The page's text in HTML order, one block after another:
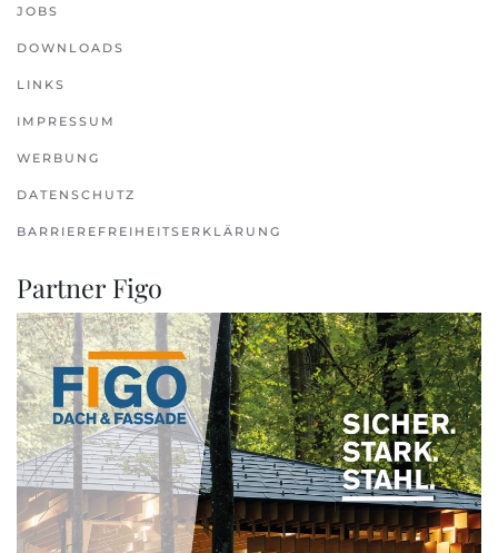
JOBS
DOWNLOADS
LINKS
IMPRESSUM
WERBUNG
DATENSCHUTZ
BARRIEREFREIHEITSERKLÄRUNG
Partner Figo